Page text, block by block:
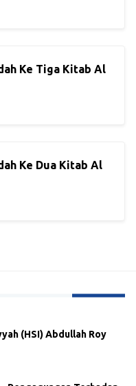
Ke Tiga Kitab Al
Ke Dua Kitab Al
(HSI) Abdullah Roy